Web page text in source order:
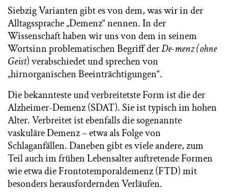
Siebzig Varianten gibt es von dem, was wir in der
Alltagssprache „Demenz“ nennen. In der
Wissenschaft haben wir uns von dem in seinem
Wortsinn problematischen Begriff derDe-menz(ohne
Geist) verabschiedet und sprechen von
„hirnorganischen Beeinträchtigungen“.
Die bekannteste und verbreitetste Form ist die der
Alzheimer-Demenz (SDAT). Sie ist typisch im hohen
Alter. Verbreitet ist ebenfalls die sogenannte
vaskuläre Demenz – etwa als Folge von
Schlaganfällen. Daneben gibt es viele andere, zum
Teil auch im frühen Lebensalter auftretende Formen
wie etwa die Frontotemporaldemenz (FTD) mit
besonders herausfordernden Verläufen.